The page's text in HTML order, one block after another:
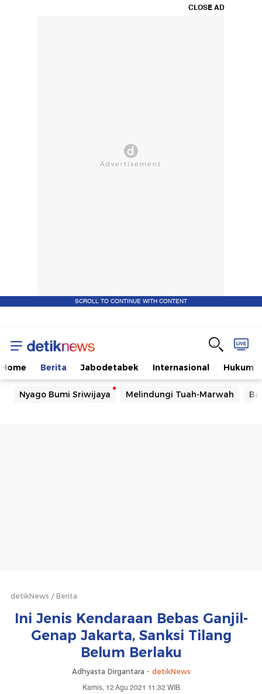
CLOSE AD
SCROLL TO CONTINUE WITH CONTENT
Home Berita Jabodetabek Internasional Hukum
Nyago Bumi Sriwijaya Melindungi Tuah-Marwah
detikNews Berita
Ini Jenis Kendaraan Bebas Ganjil-
Genap Jakarta, Sanksi Tilang
Belum Berlaku
Adhyasta Dirgantara - detikNews
Kamis, 12 Agu 2021 11:32 WIB